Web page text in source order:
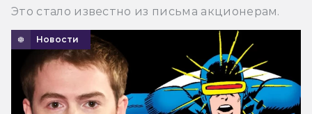
Это стало известно из письма акционерам.
Новости